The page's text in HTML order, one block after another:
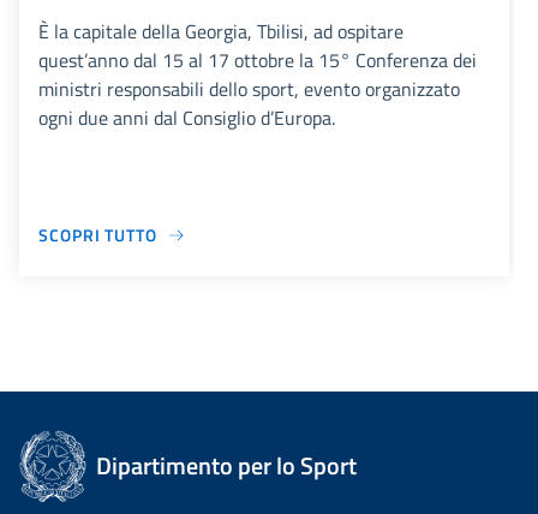
È la capitale della Georgia, Tbilisi, ad ospitare
quest’anno dal 15 al 17 ottobre la 15° Conferenza dei
ministri responsabili dello sport, evento organizzato
ogni due anni dal Consiglio d’Europa.
SCOPRI TUTTO
Dipartimento per lo Sport